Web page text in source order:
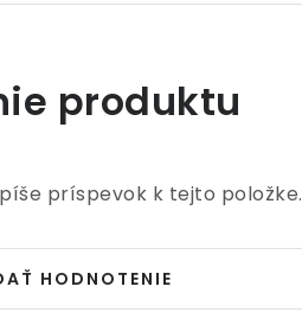
produktu
príspevok k tejto položke.
HODNOTENIE